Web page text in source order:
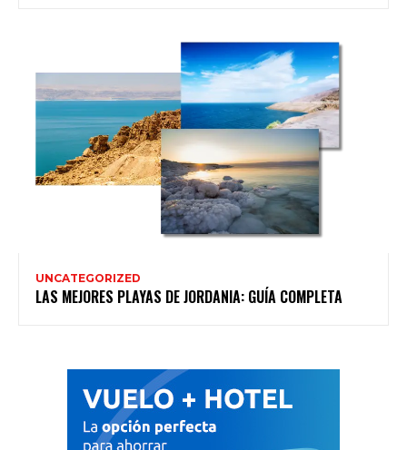
UNCATEGORIZED
LAS MEJORES PLAYAS DE JORDANIA: GUÍA COMPLETA